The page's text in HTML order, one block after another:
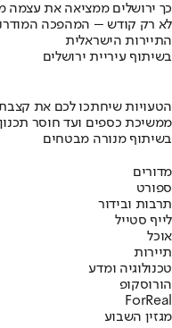
כך ירושלים ממציאה את עצמה
לא רק קודש – המהפכה
התיירות הישראלית
בשיתוף עיריית ירושלים
הטעויות שיחתכו לכם את
ממשיכת כספים ועד חוסר
בשיתוף מנורה מבטחים
מדורים
ספורט
תרבות ובידור
לייף סטייל
אוכל
תיירות
טכנולוגיה ומדע
הורוסקופ
ForReal
מגזין השבוע